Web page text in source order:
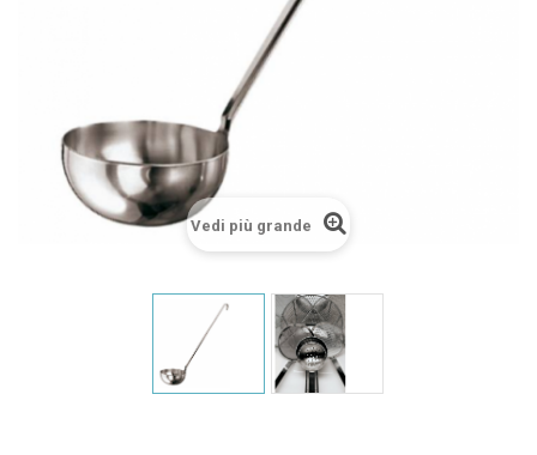
Vedi più grande